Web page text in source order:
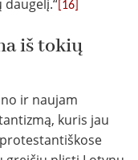
[16]
iš tokių
ir naujam
kuris jau